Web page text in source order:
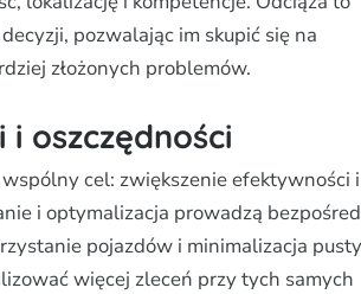
pozwalając im skupić się na
złożonych problemów.
oszczędności
cel: zwiększenie efektywności i
i optymalizacja prowadzą
pojazdów i minimalizacja
więcej zleceń przy tych samych